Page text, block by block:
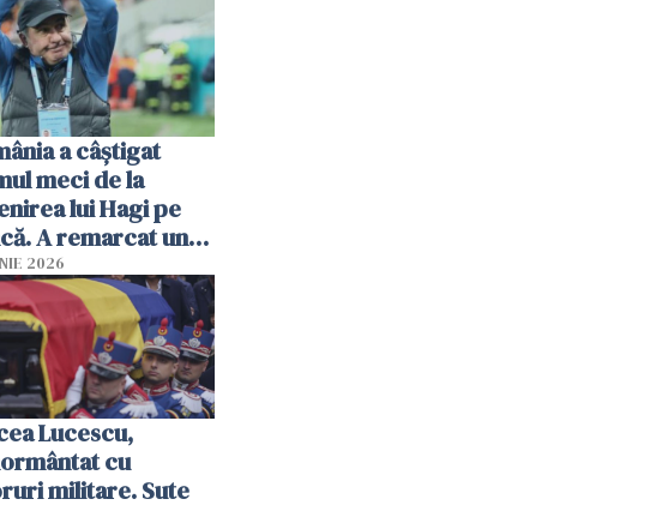
a câștigat
meci de la
lui Hagi pe
A remarcat un
2026
Lucescu,
cu
militare. Sute